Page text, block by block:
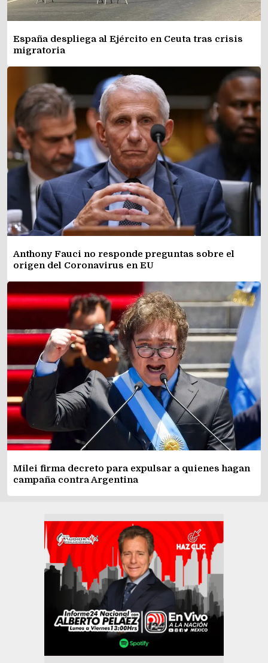
España despliega al Ejército en Ceuta tras crisis
migratoria
Anthony Fauci no responde preguntas sobre el
origen del Coronavirus en EU
Milei firma decreto para expulsar a quienes hagan
campaña contra Argentina